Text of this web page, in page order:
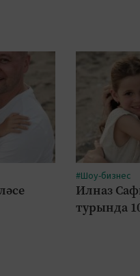
#Шоу-бизнес
Илназ
турында